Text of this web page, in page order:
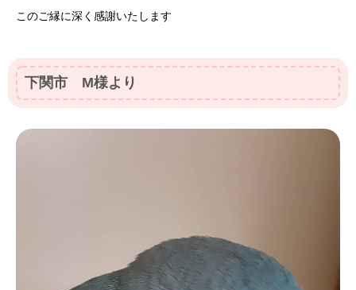
このご縁に深く感謝いたします
下関市 M様より